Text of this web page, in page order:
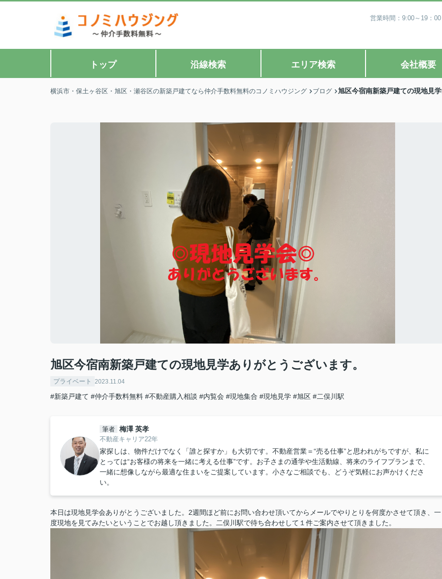
営業時間：9:00～19：
トップ 沿線検索 エリア検索 会社概要
横浜市・保土ヶ谷区・旭区・瀬谷区の新築戸建てなら仲介手数料無料のコノミハウジング ブログ 旭区今宿南新築戸建ての現地見
旭区今宿南新築戸建ての現地見学ありがとうございます。
プライベート 2023.11.04
#新築戸建て #仲介手数料無料 #不動産購入相談 #内覧会 #現地集合 #現地見学 #旭区 #二俣川駅
筆者 梅澤 英孝
不動産キャリア22年
家探しは、物件だけでなく「誰と探すか」も大切です。不動産営業＝“売る仕事”と思われがちですが、私に
とっては“お客様の将来を一緒に考える仕事”です。お子さまの通学や生活動線、将来のライフプランまで、
一緒に想像しながら最適な住まいをご提案しています。小さなご相談でも、どうぞ気軽にお声かけくださ
い。
本日は現地見学会ありがとうございました。2週間ほど前にお問い合わせ頂いてからメールでやりとりを何度かさせて頂き、一
度現地を見てみたいということでお越し頂きました。二俣川駅で待ち合わせして１件ご案内させて頂きました。